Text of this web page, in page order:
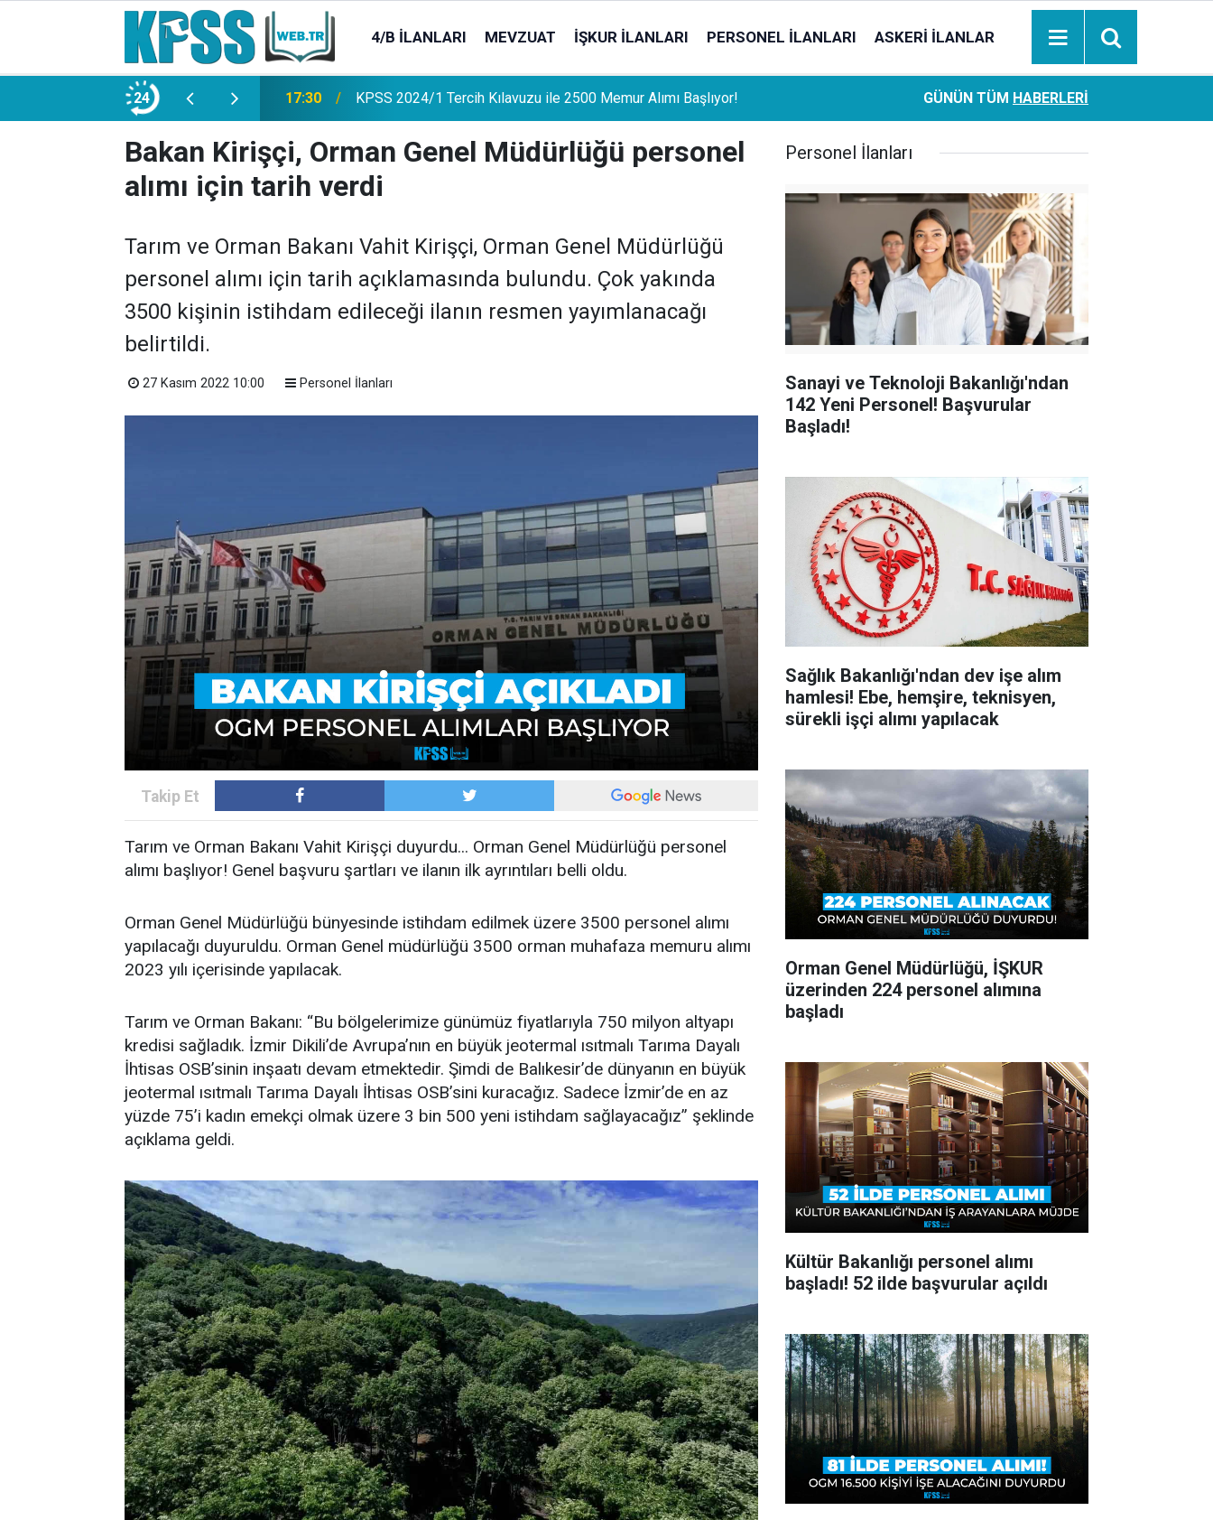
4/B İLANLARI MEVZUAT İŞKUR İLANLARI PERSONEL İLANLARI ASKERI İLANLAR
24
Memur Alımı Başlıyor! 21:20 TL Mevduat Sahipleri İçin Önemli Gelişme: Stopaj Oranları Artıyor!
Ziraat Bankası başvuran emeklilere hemen ödeme
hesaplara geçiyor
GÜNÜN TÜM HABERLERI
Bakan Kirişçi, Orman Genel Müdürlüğü personel
alımı için tarih verdi
Tarım ve Orman Bakanı Vahit Kirişçi, Orman Genel Müdürlüğü
personel alımı için tarih açıklamasında bulundu. Çok yakında
3500 kişinin istihdam edileceği ilanın resmen yayımlanacağı
belirtildi.
27 Kasım 2022 10:00 Personel İlanları
Tarım ve Orman Bakanı Vahit Kirişçi duyurdu... Orman Genel Müdürlüğü personel
alımı başlıyor! Genel başvuru şartları ve ilanın ilk ayrıntıları belli oldu.
Orman Genel Müdürlüğü bünyesinde istihdam edilmek üzere 3500 personel alımı
yapılacağı duyuruldu. Orman Genel müdürlüğü 3500 orman muhafaza memuru alımı
2023 yılı içerisinde yapılacak.
Tarım ve Orman Bakanı: “Bu bölgelerimize günümüz fiyatlarıyla 750 milyon altyapı
kredisi sağladık. İzmir Dikili’de Avrupa’nın en büyük jeotermal ısıtmalı Tarıma Dayalı
İhtisas OSB’sinin inşaatı devam etmektedir. Şimdi de Balıkesir’de dünyanın en büyük
jeotermal ısıtmalı Tarıma Dayalı İhtisas OSB’sini kuracağız. Sadece İzmir’de en az
yüzde 75’i kadın emekçi olmak üzere 3 bin 500 yeni istihdam sağlayacağız” şeklinde
açıklama geldi.
Personel İlanları
Sanayi ve Teknoloji Bakanlığı'ndan
142 Yeni Personel! Başvurular
Başladı!
Sağlık Bakanlığı'ndan dev işe alım
hamlesi! Ebe, hemşire, teknisyen,
sürekli işçi alımı yapılacak
Orman Genel Müdürlüğü, İŞKUR
üzerinden 224 personel alımına
başladı
Kültür Bakanlığı personel alımı
başladı! 52 ilde başvurular açıldı